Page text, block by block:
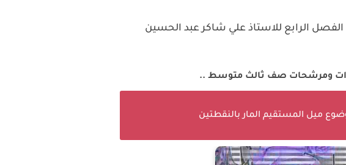
الرابع للاستاذ علي شاكر عبد الحسين
ومرشحات صف ثالث متوسط ..
ميل المستقيم المار بالنقطتين